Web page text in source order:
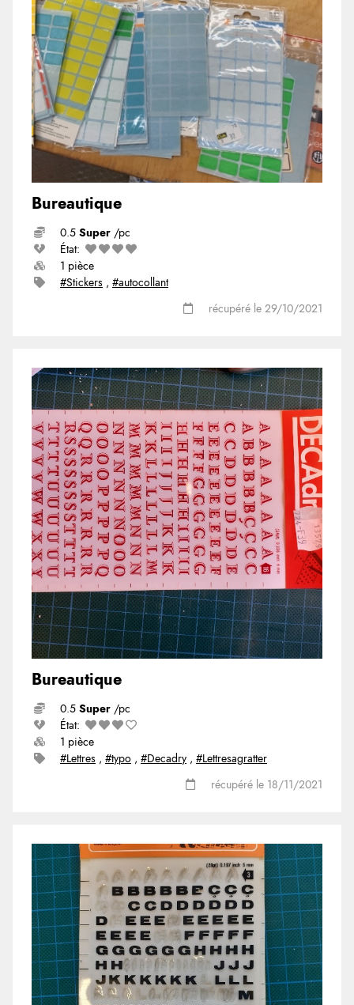
Bureautique
0.5 Super /pc
État:
1 pièce
#Stickers , #autocollant
récupéré le 29/10/2021
Bureautique
0.5 Super /pc
État:
1 pièce
#Lettres , #typo , #Decadry , #Lettresagratter
récupéré le 18/11/2021